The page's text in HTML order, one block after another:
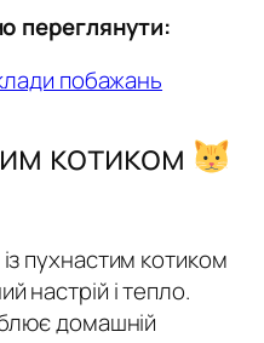
переглянути:
побажань
котиком
пухнастим котиком
настрій і тепло.
домашній